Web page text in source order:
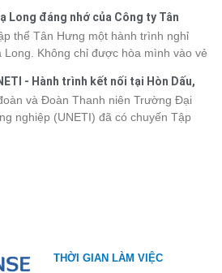
như ngân sách.
nhật trước giá vé sẽ giúp bạn chủ
chi phí. Cùng Vietsense Travel tham
các điểm du lịch Điện Biênmới nhất
Long đáng nhớ của Công ty Tân
thể Tân Hưng một hành trình nghỉ
Không chỉ được hòa mình vào vẻ
khoảnh khắc đáng nhớ. Hãy cùng
niềm vui và những trải nghiệm khó
- Hành trình kết nối tại Hòn Dấu,
và Đoàn Thanh niên Trường Đại
nghiệp (UNETI) đã có chuyến Tập
THỜI GIAN LÀM VIỆC